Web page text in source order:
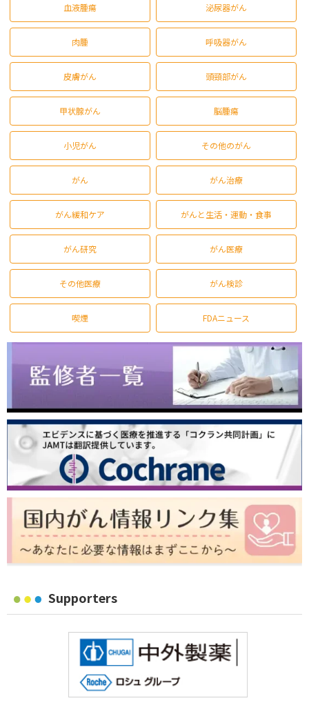
血液腫瘍 泌尿器がん
肉腫 呼吸器がん
皮膚がん 頭頸部がん
甲状腺がん 脳腫瘍
小児がん その他のがん
がん がん治療
がん緩和ケア がんと生活・運動・食事
がん研究 がん医療
その他医療 がん検診
喫煙 FDAニュース
Supporters